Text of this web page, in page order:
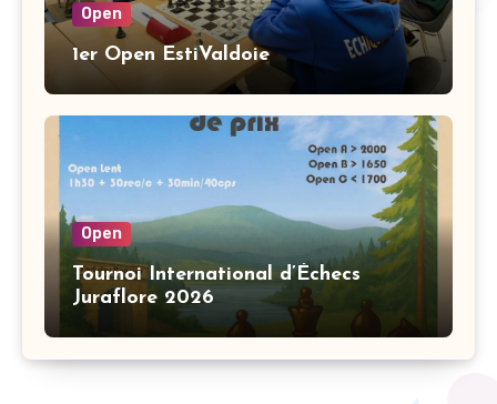
Open
1er Open EstiValdoie
Open
Tournoi International d’Échecs
Juraflore 2026